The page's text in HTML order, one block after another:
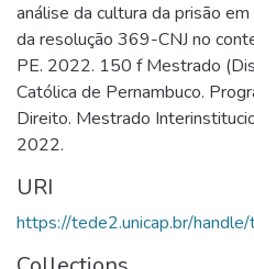
análise da cultura da prisão
da resolução 369-CNJ no
PE. 2022. 150 f Mestrado
Católica de Pernambuco.
Direito. Mestrado
2022.
URI
https://tede2.unicap.br/